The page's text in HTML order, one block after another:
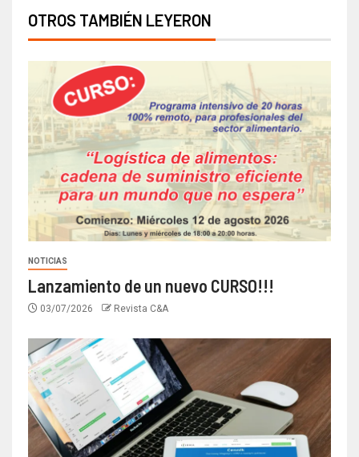
OTROS TAMBIÉN LEYERON
NOTICIAS
Lanzamiento de un nuevo CURSO!!!
03/07/2026 Revista C&A